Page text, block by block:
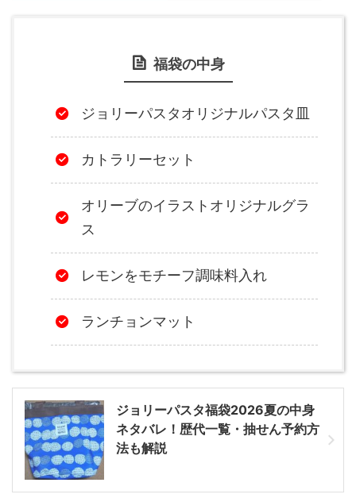
福袋の中身
ジョリーパスタオリジナルパスタ皿
カトラリーセット
オリーブのイラストオリジナルグラ
ス
レモンをモチーフ調味料入れ
ランチョンマット
ジョリーパスタ福袋2026夏の中身
ネタバレ！歴代一覧・抽せん予約方
法も解説